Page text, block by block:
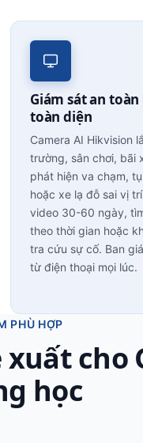
Giám sát an
toàn diện
Camera AI Hikvision
trường, sân chơi, bãi
phát hiện va chạm,
hoặc xe lạ đỗ sai vị
video 30-60 ngày,
theo thời gian hoặc
tra cứu sự cố. Ban
từ điện thoại mọi lúc.
PHÙ HỢP
xuất cho
học